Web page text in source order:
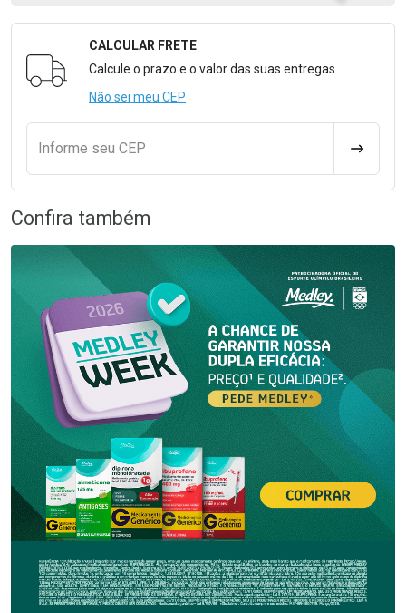
Formulário para Calcular o Frete
CALCULAR FRETE
Calcule o prazo e o valor das suas entregas
Não sei meu CEP
Informe seu CEP
Confira também